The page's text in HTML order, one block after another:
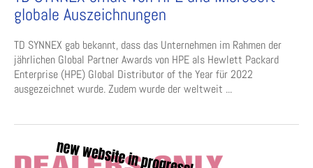
globale Auszeichnungen
TD SYNNEX gab bekannt, dass das Unternehmen im Rahmen der
jährlichen Global Partner Awards von HPE als Hewlett Packard
Enterprise (HPE) Global Distributor of the Year für 2022
ausgezeichnet wurde. Zudem wurde der weltweit ...